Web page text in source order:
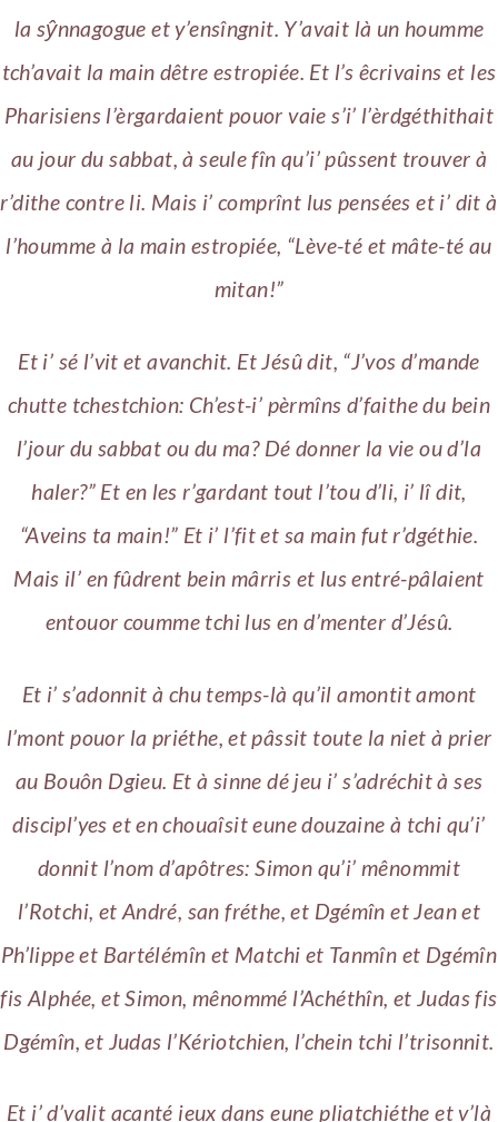
la sŷnnagogue et y’ensîngnit. Y’avait là un houmme
tch’avait la main dêtre estropiée. Et l’s êcrivains et les
Pharisiens l’èrgardaient pouor vaie s’i’ l’èrdgéthithait
au jour du sabbat, à seule fîn qu’i’ pûssent trouver à
r’dithe contre li. Mais i’ comprînt lus pensées et i’ dit à
l’houmme à la main estropiée, “Lève-té et mâte-té au
mitan!”
Et i’ sé l’vit et avanchit. Et Jésû dit, “J’vos d’mande
chutte tchestchion: Ch’est-i’ pèrmîns d’faithe du bein
l’jour du sabbat ou du ma? Dé donner la vie ou d’la
haler?” Et en les r’gardant tout l’tou d’li, i’ lî dit,
“Aveins ta main!” Et i’ l’fit et sa main fut r’dgéthie.
Mais il’ en fûdrent bein mârris et lus entré-pâlaient
entouor coumme tchi lus en d’menter d’Jésû.
Et i’ s’adonnit à chu temps-là qu’il amontit amont
l’mont pouor la priéthe, et pâssit toute la niet à prier
au Bouôn Dgieu. Et à sinne dé jeu i’ s’adréchit à ses
discipl’yes et en chouaîsit eune douzaine à tchi qu’i’
donnit l’nom d’apôtres: Simon qu’i’ mênommit
l’Rotchi, et André, san fréthe, et Dgémîn et Jean et
Ph’lippe et Bartélémîn et Matchi et Tanmîn et Dgémîn
fis Alphée, et Simon, mênommé l’Achéthîn, et Judas fis
Dgémîn, et Judas l’Kériotchien, l’chein tchi l’trisonnit.
Et i’ d’valit acanté ieux dans eune pliatchiéthe et v’là